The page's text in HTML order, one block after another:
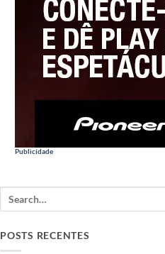
Publicidade
POSTS RECENTES